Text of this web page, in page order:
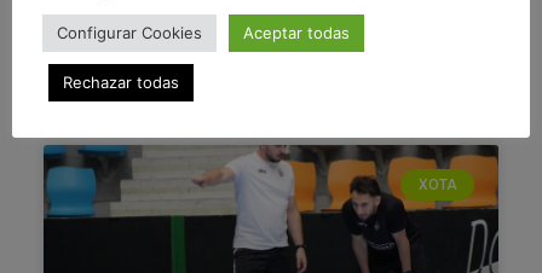
LEER MÁS »
23 septiembre, 2025
XOTA
Configurar Cookies Aceptar todas
Rechazar todas